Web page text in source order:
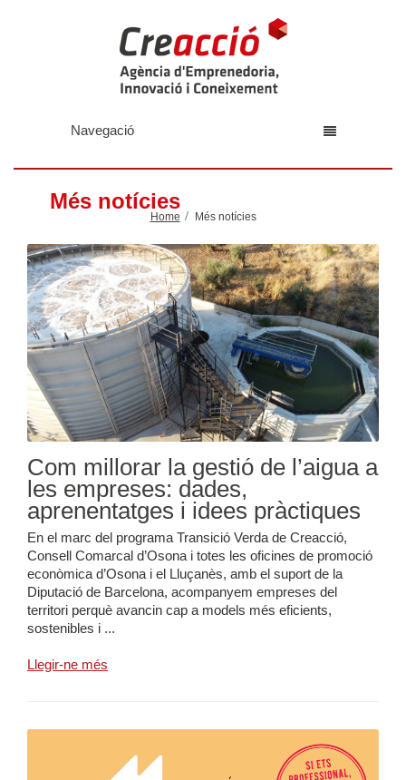
Navegació
Més notícies
Home Més notícies
Com millorar la gestió de l’aigua a
les empreses: dades,
aprenentatges i idees pràctiques
En el marc del programa Transició Verda de Creacció,
Consell Comarcal d’Osona i totes les oficines de promoció
econòmica d’Osona i el Lluçanès, amb el suport de la
Diputació de Barcelona, acompanyem empreses del
territori perquè avancin cap a models més eficients,
sostenibles i ...
Llegir-ne més